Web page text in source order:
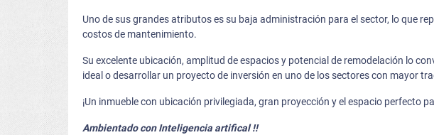
Uno de sus grandes atributos es su baja administración para el sector, lo que
costos de mantenimiento.
Su excelente ubicación, amplitud de espacios y potencial de remodelación lo
ideal o desarrollar un proyecto de inversión en uno de los sectores con mayor
¡Un inmueble con ubicación privilegiada, gran proyección y el espacio perfecto
Ambientado con Inteligencia artifical !!